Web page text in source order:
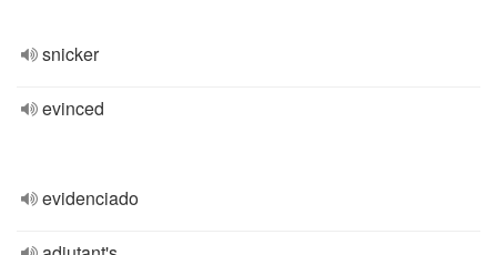
snicker
evinced
evidenciado